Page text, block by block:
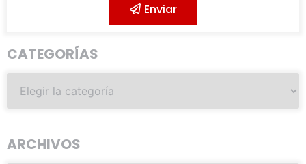
Enviar
CATEGORÍAS
ARCHIVOS